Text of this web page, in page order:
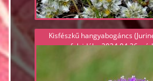
Kisfészkű hangyabogáncs
felvidék - 2024.04.26,